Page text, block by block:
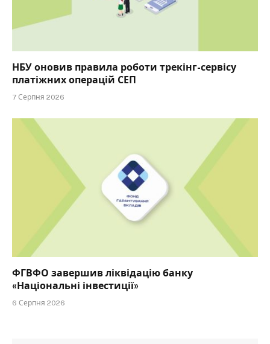
НБУ оновив правила роботи трекінг-сервісу
платіжних операцій СЕП
7 Серпня 2026
ФГВФО завершив ліквідацію банку
«Національні інвестиції»
6 Серпня 2026